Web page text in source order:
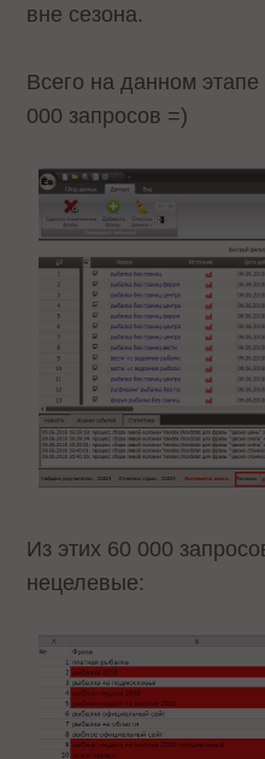
вне сезона.
Всего на данном
000 запросов =)
Из этих 60 000
нецелевые: